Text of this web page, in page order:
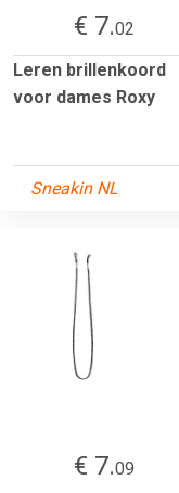
€ 7.02
Leren brillenkoord
voor dames Roxy
Sneakin NL
€ 7.09